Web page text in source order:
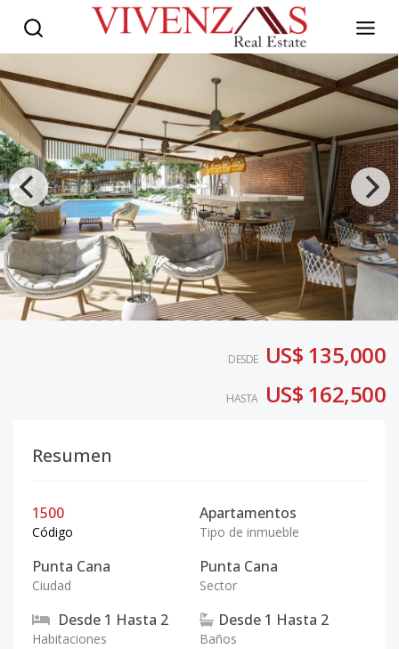
DESDE US$ 135,000
HASTA US$ 162,500
Resumen
1500
Código
Apartamentos
Tipo de inmueble
Punta Cana
Ciudad
Punta Cana
Sector
Desde 1 Hasta 2
Habitaciones
Desde 1 Hasta 2
Baños